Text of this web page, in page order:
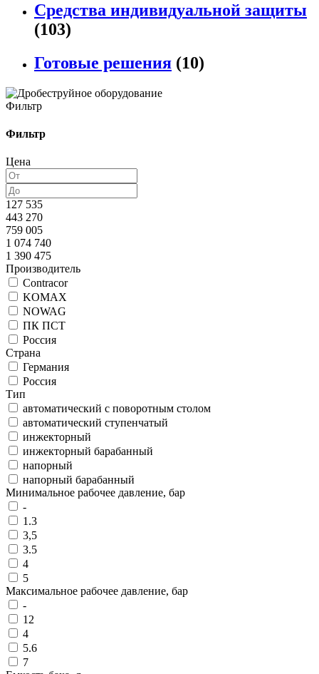
Средства индивидуальной защиты
(103)
Готовые решения (10)
Фильтр
Фильтр
Цена
127 535
443 270
759 005
1 074 740
1 390 475
Производитель
Contracor
KOMAX
NOWAG
ПК ПСТ
Россия
Страна
Германия
Россия
Тип
автоматический с поворотным столом
автоматический ступенчатый
инжекторный
инжекторный барабанный
напорный
напорный барабанный
Минимальное рабочее давление, бар
-
1.3
3,5
3.5
4
5
Максимальное рабочее давление, бар
-
12
4
5.6
7